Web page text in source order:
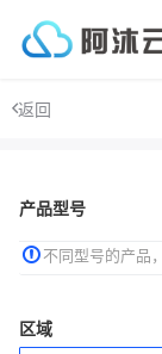
返回
产品型号
不同型号的产品
区域